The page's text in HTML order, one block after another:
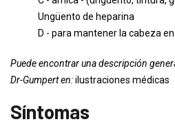
Ungüento de heparina
D - para mantener la cabeza
Puede encontrar una descripción
Dr-Gumpert en:ilustraciones médicas
Síntomas